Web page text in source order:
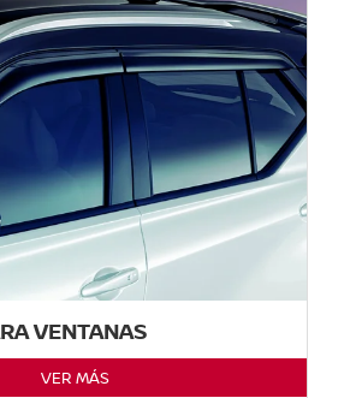
VENTANAS
VER MÁS